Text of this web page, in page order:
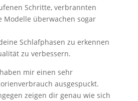
Schritte, verbrannten
Modelle überwachen sogar
Schlafphasen zu erkennen
zu verbessern.
mir einen sehr
ausgespuckt.
zeigen dir genau wie sich